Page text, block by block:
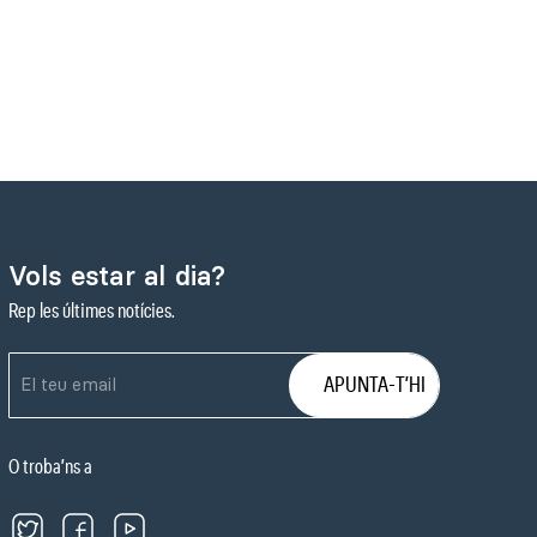
Vols estar al dia?
Rep les últimes notícies.
O troba’ns a